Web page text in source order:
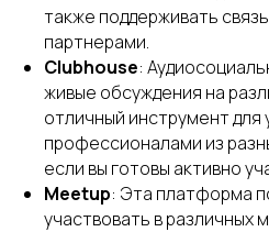
также поддерживать
партнерами.
Clubhouse:
живые обсуждения на
отличный инструмент для
профессионалами из
если вы готовы активно
Meetup: Эта платформа
участвовать в различных